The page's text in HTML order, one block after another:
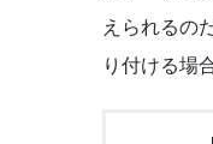
えられるの
り付ける場